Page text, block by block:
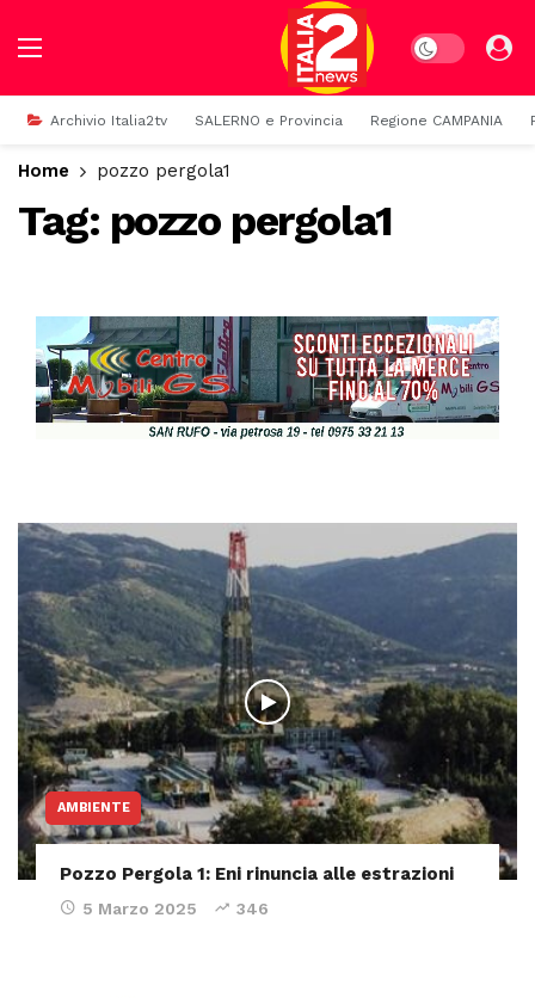
Dark mode
Archivio Italia2tv SALERNO e Provincia Regione CAMPANIA
Home pozzo pergola1
Tag: pozzo pergola1
AMBIENTE
Pozzo Pergola 1: Eni rinuncia alle estrazioni
5 Marzo 2025 346